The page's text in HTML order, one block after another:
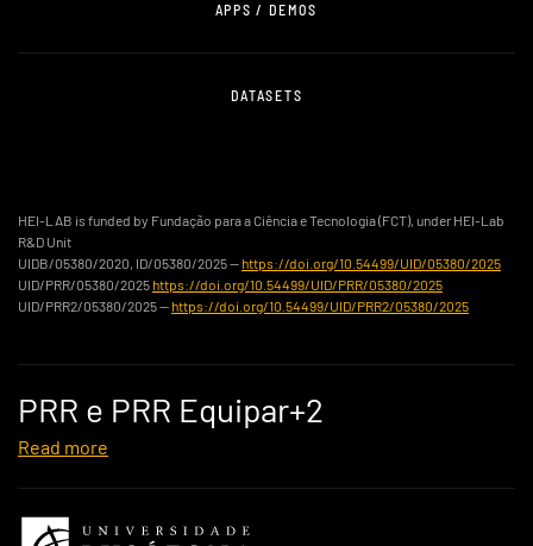
APPS / DEMOS
DATASETS
HEI-LAB is funded by Fundação para a Ciência e Tecnologia (FCT), under HEI-Lab
R&D Unit
UIDB/05380/2020, ID/05380/2025 — https://doi.org/10.54499/UID/05380/2025
UID/PRR/05380/2025 https://doi.org/10.54499/UID/PRR/05380/2025
UID/PRR2/05380/2025 — https://doi.org/10.54499/UID/PRR2/05380/2025
PRR e PRR Equipar+2
Read more